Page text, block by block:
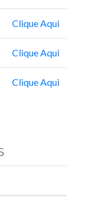
Clique Aqui
Clique Aqui
Clique Aqui